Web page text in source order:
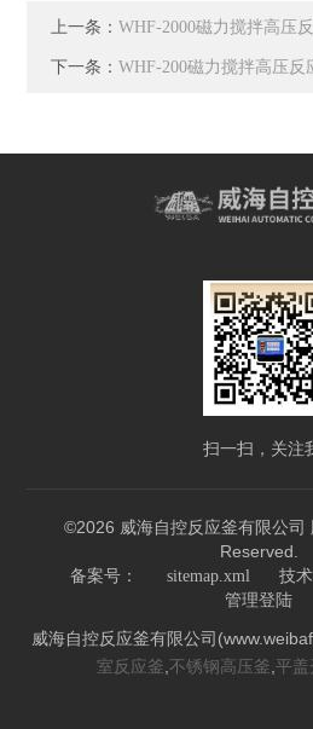
上一条：WHF-2000磁力搅拌高压
下一条：WHF-200磁力搅拌高压反
扫一扫，关注
©2026 威海自控反应釜有限公司
Reserved.
备案号： sitemap.xml 技
管理登陆
威海自控反应釜有限公司
室反应釜 不锈钢高压釜 平盖